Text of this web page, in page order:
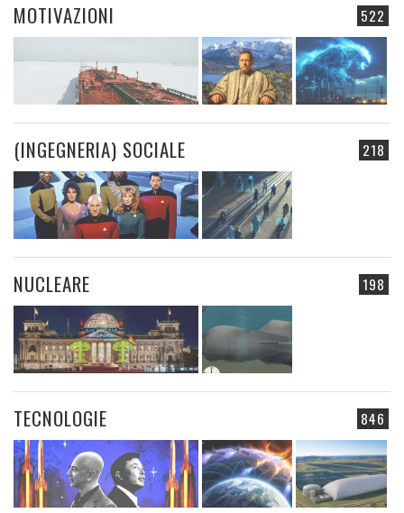
522
MOTIVAZIONI
218
(INGEGNERIA) SOCIALE
198
NUCLEARE
846
TECNOLOGIE